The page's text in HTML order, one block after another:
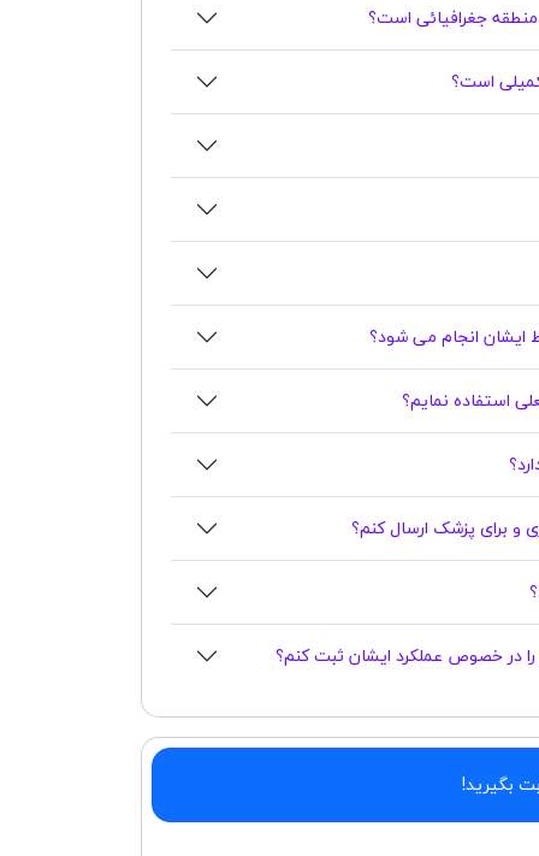
جغرافیائی است؟
است؟
انجام می شود؟
استفاده نمایم؟
و برای پزشک ارسال کنم؟
را در خصوص عملکرد ایشان ثبت کنم؟
بگیرید!